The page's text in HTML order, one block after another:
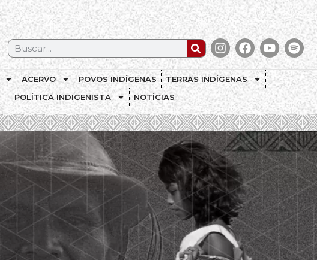
ACERVO POVOS INDÍGENAS
TERRAS INDÍGENAS
POLÍTICA INDIGENISTA
NOTÍCIAS